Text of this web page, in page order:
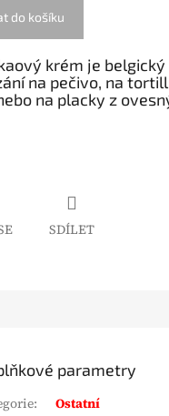
do košíku
krém je
na pečivo, na
na placky z
SDÍLET
parametry
:
Ostatní